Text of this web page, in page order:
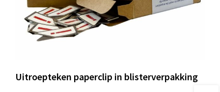
Uitroepteken paperclip in blisterverpakking